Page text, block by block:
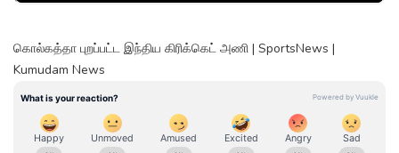
கொல்கத்தா புறப்பட்ட இந்திய கிரிக்கெட் அணி | SportsNews |
Kumudam News